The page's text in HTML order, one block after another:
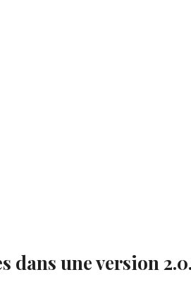
dans une version 2.0.